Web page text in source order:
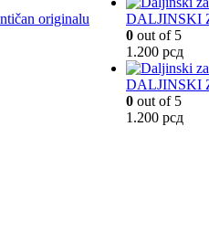
originalu
DALJINSKI
0 out of 5
1.200 рсд
DALJINSKI
0 out of 5
1.200 рсд